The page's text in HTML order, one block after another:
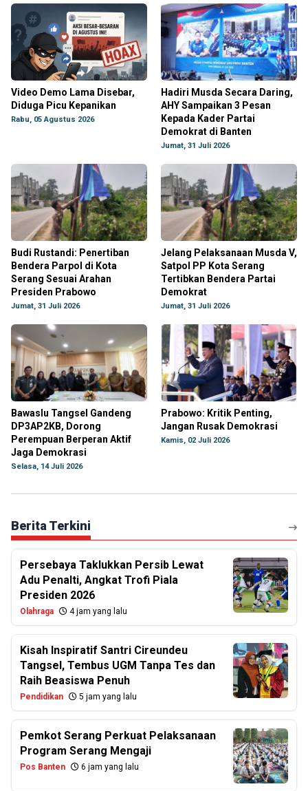
Video Demo Lama Disebar,
Diduga Picu Kepanikan
Rabu, 05 Agustus 2026
Hadiri Musda Secara Daring,
AHY Sampaikan 3 Pesan
Kepada Kader Partai
Demokrat di Banten
Jumat, 31 Juli 2026
Budi Rustandi: Penertiban
Bendera Parpol di Kota
Serang Sesuai Arahan
Presiden Prabowo
Jumat, 31 Juli 2026
Jelang Pelaksanaan Musda V,
Satpol PP Kota Serang
Tertibkan Bendera Partai
Demokrat
Jumat, 31 Juli 2026
Bawaslu Tangsel Gandeng
DP3AP2KB, Dorong
Perempuan Berperan Aktif
Jaga Demokrasi
Selasa, 14 Juli 2026
Prabowo: Kritik Penting,
Jangan Rusak Demokrasi
Kamis, 02 Juli 2026
Berita Terkini
Persebaya Taklukkan Persib Lewat
Adu Penalti, Angkat Trofi Piala
Presiden 2026
Olahraga 4 jam yang lalu
Kisah Inspiratif Santri Cireundeu
Tangsel, Tembus UGM Tanpa Tes dan
Raih Beasiswa Penuh
Pendidikan 5 jam yang lalu
Pemkot Serang Perkuat Pelaksanaan
Program Serang Mengaji
Pos Banten 6 jam yang lalu